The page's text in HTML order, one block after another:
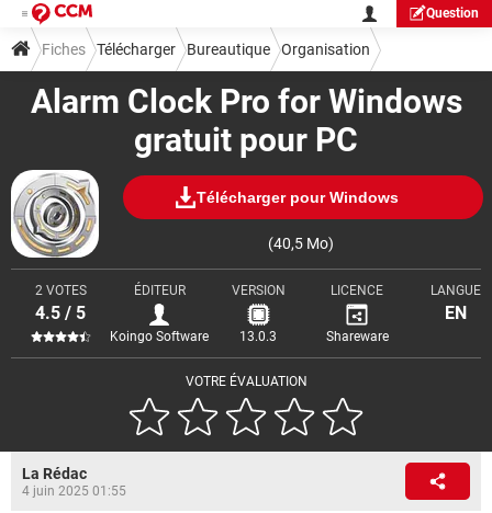
Question
Alarm Clock Pro for Windows
gratuit pour PC
Télécharger pour Windows
(40,5 Mo)
VOTRE ÉVALUATION
2 VOTES
4.5 / 5
ÉDITEUR
Koingo Software
VERSION
13.0.3
LICENCE
Shareware
LANGUE
EN
Fiches Télécharger Bureautique Organisation
La Rédac
4 juin 2025 01:55